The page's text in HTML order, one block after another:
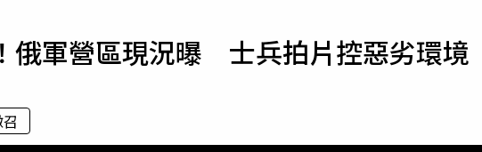
專欄
運勢
俄軍營區現況曝 士兵拍片控惡劣環境